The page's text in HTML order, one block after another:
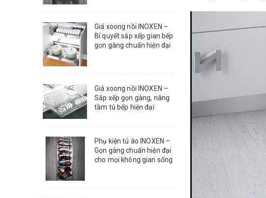
Giá xoong nồi INOXEN –
Bí quyết sắp xếp gian bếp
gọn gàng chuẩn hiện đại
Giá xoong nồi INOXEN –
Sắp xếp gọn gàng, nâng
tầm tủ bếp hiện đại
Phụ kiện tủ áo INOXEN –
Gọn gàng chuẩn hiện đại
cho mọi không gian sống